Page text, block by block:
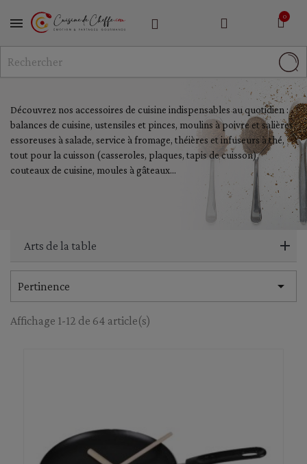
MENU
Découvrez nos accessoires de cuisine indispensables au quotidien :
balances de cuisine, ustensiles et pinces, moulins à poivre et salières,
essoreuses à salade, service à fromage, théières et infuseurs à thé,
tout pour la cuisson (casseroles, plaques, tapis de cuisson),
couteaux de cuisine, moules à gâteaux...
Arts de la table
Pertinence 
Affichage 1-12 de 64 article(s)